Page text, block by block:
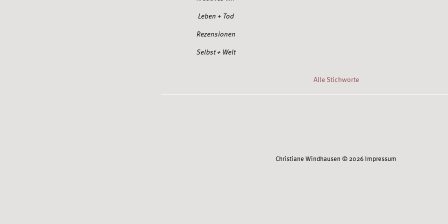
Leben + Tod
Rezensionen
Selbst + Welt
Alle Stichworte
Christiane Windhausen © 2026 Impressum